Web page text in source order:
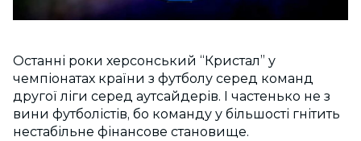
Останні роки херсонський “Кристал” у
чемпіонатах країни з футболу серед команд
другої ліги серед аутсайдерів. І частенько не з
вини футболістів, бо команду у більшості гнітить
нестабільне фінансове становище.